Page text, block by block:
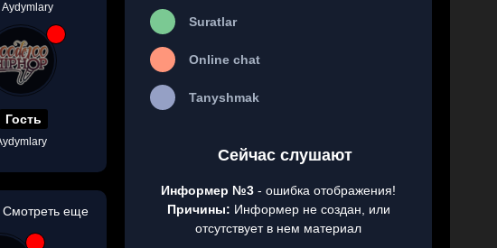
Aydymlary
Гость
Смотреть еще
Suratlar
Online chat
Tanyshmak
Сейчас слушают
Информер №3 - ошибка отображения!
Причины: Информер не создан, или
отсутствует в нем материал